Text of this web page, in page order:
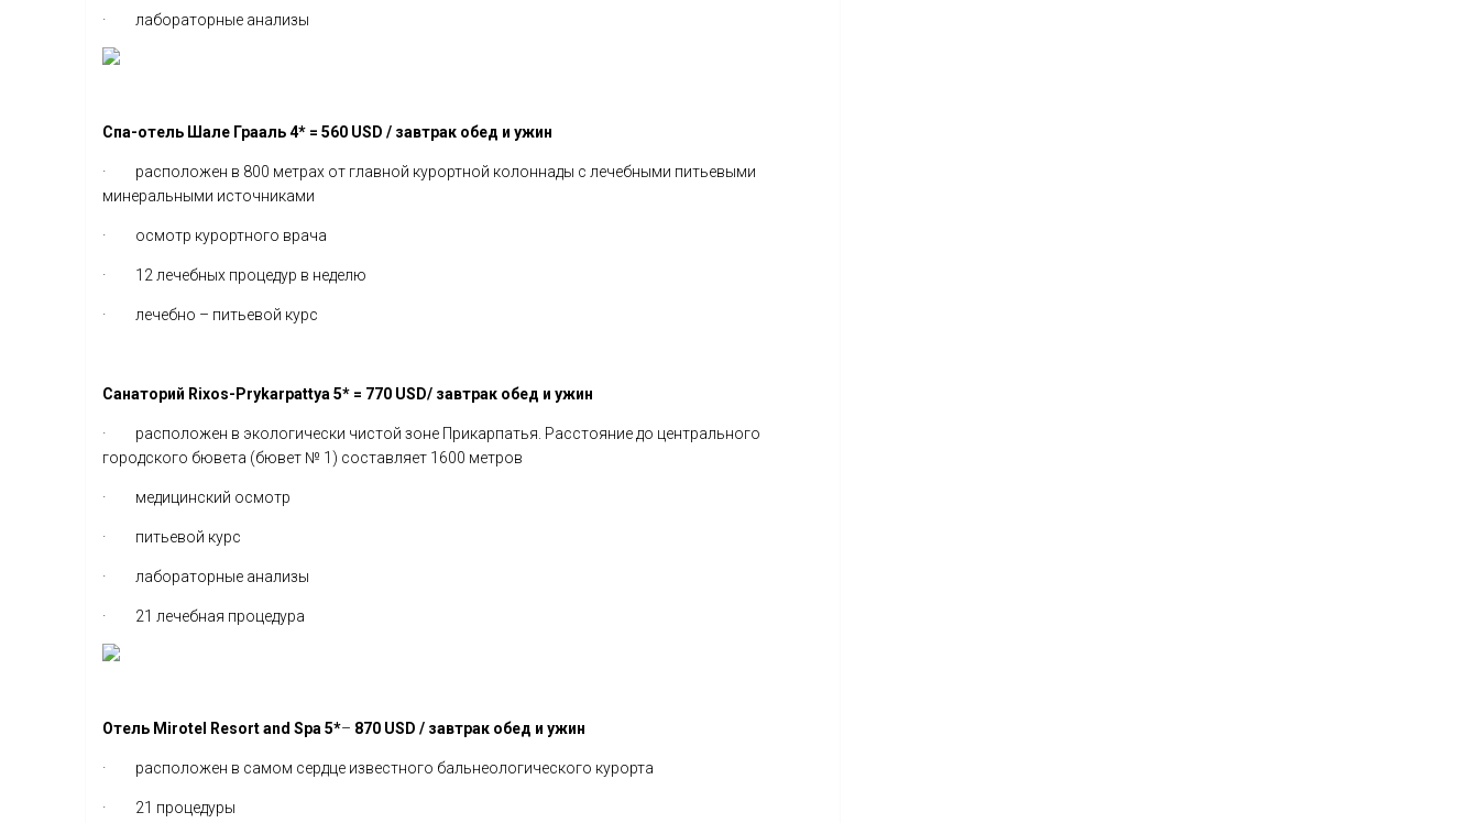
· лабораторные анализы
Спа-отель Шале Грааль 4* = 560 USD / завтрак обед и ужин
· расположен в 800 метрах от главной курортной колоннады с лечебными питьевыми
минеральными источниками
· осмотр курортного врача
· 12 лечебных процедур в неделю
· лечебно – питьевой курс
Санаторий Rixos-Prykarpattya 5* = 770 USD/ завтрак обед и ужин
· расположен в экологически чистой зоне Прикарпатья. Расстояние до центрального
городского бювета (бювет № 1) составляет 1600 метров
· медицинский осмотр
· питьевой курс
· лабораторные анализы
· 21 лечебная процедура
Отель Mirotel Resort and Spa 5*– 870 USD / завтрак обед и ужин
· расположен в самом сердце известного бальнеологического курорта
· 21 процедуры